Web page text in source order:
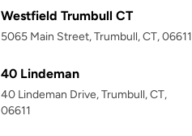
Westfield Trumbull CT
5065 Main Street, Trumbull, CT, 06611
40 Lindeman
40 Lindeman Drive, Trumbull, CT,
06611